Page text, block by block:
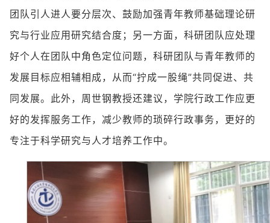
团队引人进人要分层次、鼓励加强青年教师基础理论研
究与行业应用研究结合度；另一方面，科研团队应处理
好个人在团队中角色定位问题，科研团队与青年教师的
发展目标应相辅相成，从而“拧成一股绳”共同促进、共
同发展。此外，周世钢教授还建议，学院行政工作应更
好的发挥服务工作，减少教师的琐碎行政事务，更好的
专注于科学研究与人才培养工作中。